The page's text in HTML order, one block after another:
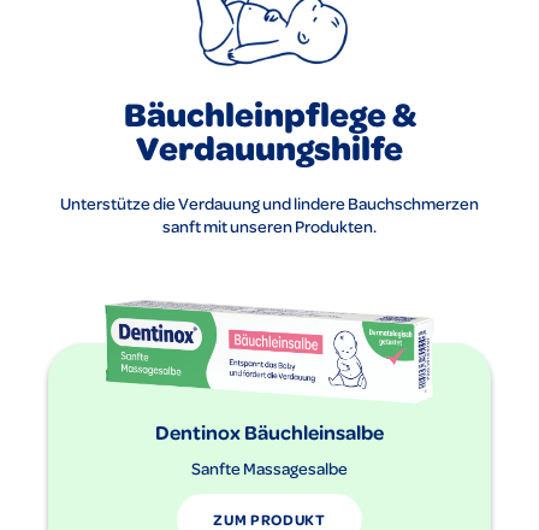
Bäuchleinpflege &
Verdauungshilfe
Unterstütze die Verdauung und lindere Bauchschmerzen
sanft mit unseren Produkten.
Dentinox Bäuchleinsalbe
Sanfte Massagesalbe
ZUM PRODUKT